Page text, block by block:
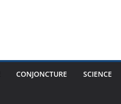
CONJONCTURE SCIENCE